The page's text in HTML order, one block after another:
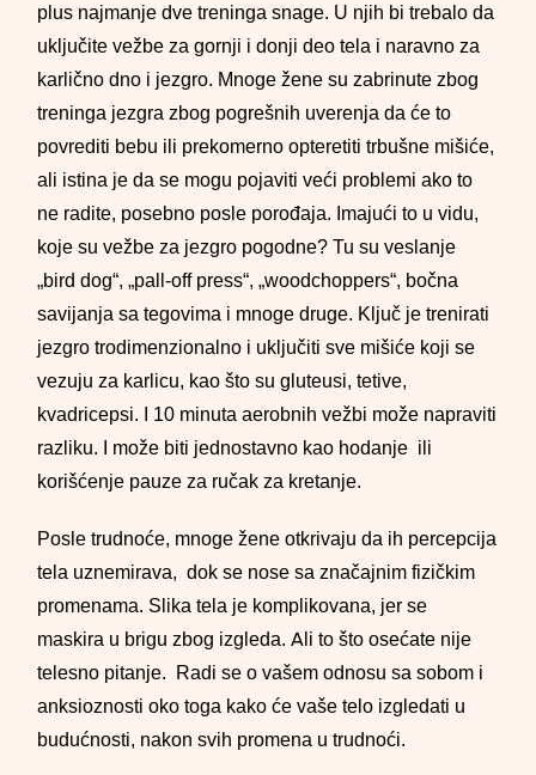
plus najmanje dve treninga snage. U njih bi trebalo da
uključite vežbe za gornji i donji deo tela i naravno za
karlično dno i jezgro. Mnoge žene su zabrinute zbog
treninga jezgra zbog pogrešnih uverenja da će to
povrediti bebu ili prekomerno opteretiti trbušne mišiće,
ali istina je da se mogu pojaviti veći problemi ako to
ne radite, posebno posle porođaja. Imajući to u vidu,
koje su vežbe za jezgro pogodne? Tu su veslanje
„bird dog“, „pall-off press“, „woodchoppers“, bočna
savijanja sa tegovima i mnoge druge. Ključ je trenirati
jezgro trodimenzionalno i uključiti sve mišiće koji se
vezuju za karlicu, kao što su gluteusi, tetive,
kvadricepsi. I 10 minuta aerobnih vežbi može napraviti
razliku. I može biti jednostavno kao hodanje ili
korišćenje pauze za ručak za kretanje.
Posle trudnoće, mnoge žene otkrivaju da ih percepcija
tela uznemirava, dok se nose sa značajnim fizičkim
promenama. Slika tela je komplikovana, jer se
maskira u brigu zbog izgleda. Ali to što osećate nije
telesno pitanje. Radi se o vašem odnosu sa sobom i
anksioznosti oko toga kako će vaše telo izgledati u
budućnosti, nakon svih promena u trudnoći.